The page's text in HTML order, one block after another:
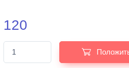
120